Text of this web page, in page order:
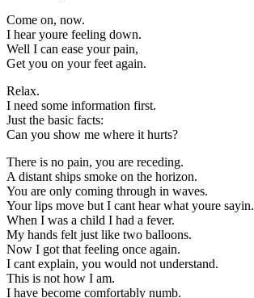
Come on, now.
I hear youre feeling down.
Well I can ease your pain,
Get you on your feet again.
Relax.
I need some information first.
Just the basic facts:
Can you show me where it hurts?
There is no pain, you are receding.
A distant ships smoke on the horizon.
You are only coming through in waves.
Your lips move but I cant hear what youre sayin.
When I was a child I had a fever.
My hands felt just like two balloons.
Now I got that feeling once again.
I cant explain, you would not understand.
This is not how I am.
I have become comfortably numb.